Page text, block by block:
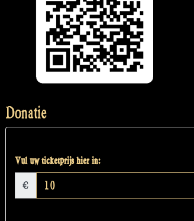
Donatie
Vul uw ticketprijs hier in:
€